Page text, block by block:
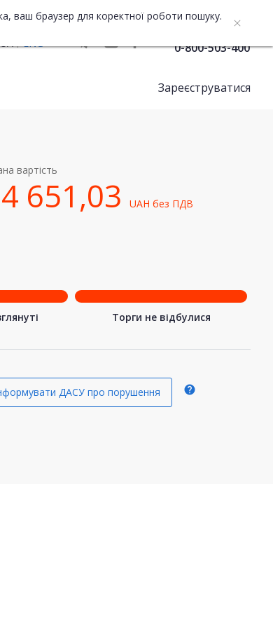
ваш браузер для коректної роботи пошуку.
UA
ENG 0-800-503-400
Зареєструватися
вартість
651,03UAHбез ПДВ
Торги не відбулися
ДАСУ про порушення help